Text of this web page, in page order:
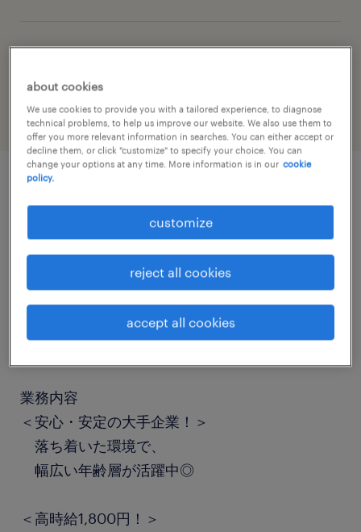
administrative & support services
job details
職種
一般事務・OA事務
業務内容
＜安心・安定の大手企業！＞
落ち着いた環境で、
幅広い年齢層が活躍中◎
＜高時給1,800円！＞
about cookies
We use cookies to provide you with a tailored experience, to diagnose
technical problems, to help us improve our website. We also use them to
offer you more relevant information in searches. You can either accept or
decline them, or click "customize" to specify your choice. You can
change your options at any time. More information is in our cookie
policy.
customize
reject all cookies
accept all cookies